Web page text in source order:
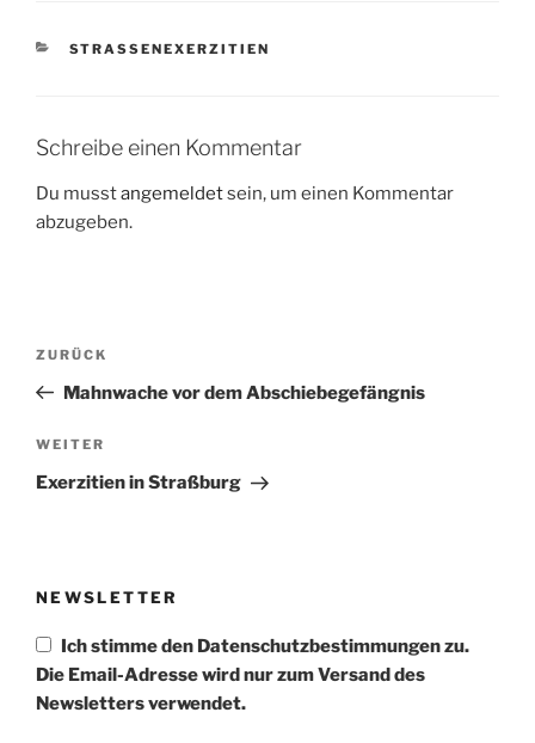
KATEGORIEN
STRASSENEXERZITIEN
Schreibe einen Kommentar
Du musstangemeldetsein, um einen Kommentar
abzugeben.
Beitragsnavigation
Vorheriger
Beitrag
ZURÜCK
Mahnwache vor dem Abschiebegefängnis
Nächster
Beitrag
WEITER
Exerzitien in Straßburg
NEWSLETTER
Ich stimme den Datenschutzbestimmungen zu.
Die Email-Adresse wird nur zum Versand des
Newsletters verwendet.